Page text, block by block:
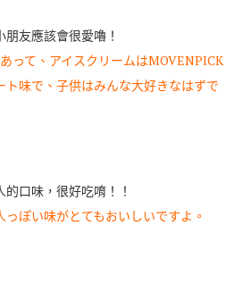
友應該會很愛嚕！
って、アイスクリームはMOVENPICK
ト味で、子供はみんな大好きなはずで
口味，很好吃唷！！
ぽい味がとてもおいしいですよ。